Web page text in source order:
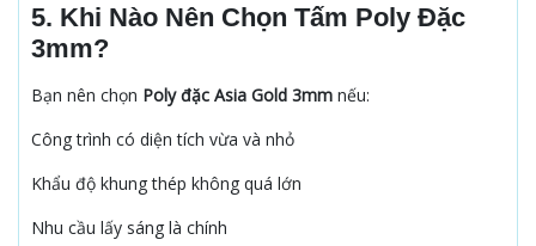
5. Khi Nào Nên Chọn Tấm Poly Đặc
3mm?
Bạn nên chọn Poly đặc Asia Gold 3mm nếu:
Công trình có diện tích vừa và nhỏ
Khẩu độ khung thép không quá lớn
Nhu cầu lấy sáng là chính